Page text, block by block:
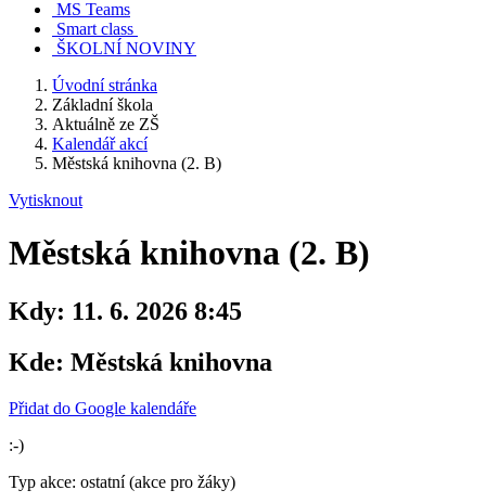
MS Teams
Smart class
ŠKOLNÍ NOVINY
Úvodní stránka
Základní škola
Aktuálně ze ZŠ
Kalendář akcí
Městská knihovna (2. B)
Vytisknout
Městská knihovna (2. B)
Kdy: 11. 6. 2026 8:45
Kde: Městská knihovna
Přidat do Google kalendáře
:-)
Typ akce: ostatní (akce pro žáky)